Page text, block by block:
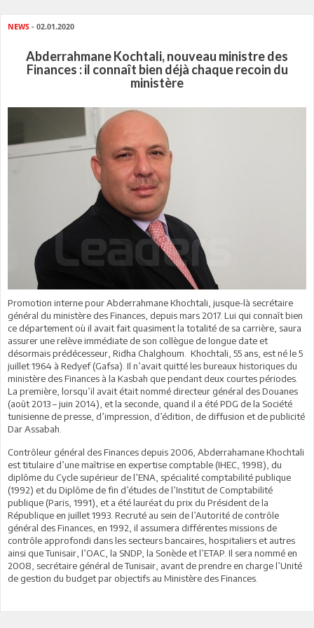
NEWS - 02.01.2020
Abderrahmane Kochtali, nouveau ministre des
Finances : il connaît bien déjà chaque recoin du
ministère
Promotion interne pour Abderrahmane Khochtali, jusque-là secrétaire
général du ministère des Finances, depuis mars 2017. Lui qui connaît bien
ce département où il avait fait quasiment la totalité de sa carrière, saura
assurer une relève immédiate de son collègue de longue date et
désormais prédécesseur, Ridha Chalghoum. Khochtali, 55 ans, est né le 5
juillet 1964 à Redyef (Gafsa). Il n’avait quitté les bureaux historiques du
ministère des Finances à la Kasbah que pendant deux courtes périodes.
La première, lorsqu’il avait était nommé directeur général des Douanes
(août 2013 – juin 2014), et la seconde, quand il a été PDG de la Société
tunisienne de presse, d’impression, d’édition, de diffusion et de publicité
Dar Assabah.
Contrôleur général des Finances depuis 2006, Abderrahamane Khochtali
est titulaire d’une maîtrise en expertise comptable (IHEC, 1998), du
diplôme du Cycle supérieur de l’ENA, spécialité comptabilité publique
(1992) et du Diplôme de fin d’études de l’Institut de Comptabilité
publique (Paris, 1991), et a été lauréat du prix du Président de la
République en juillet 1993. Recruté au sein de l’Autorité de contrôle
général des Finances, en 1992, il assumera différentes missions de
contrôle approfondi dans les secteurs bancaires, hospitaliers et autres
ainsi que Tunisair, l’OAC, la SNDP, la Sonède et l’ETAP. Il sera nommé en
2008, secrétaire général de Tunisair, avant de prendre en charge l’Unité
de gestion du budget par objectifs au Ministère des Finances.